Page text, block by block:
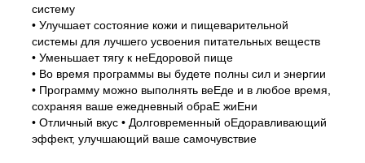
систему
• Улучшает состояние кожи и пищеварительной
системы для лучшего усвоения питательных веществ
• Уменьшает тягу к неЕдоровой пище
• Во время программы вы будете полны сил и энергии
• Программу можно выполнять веЕде и в любое время,
сохраняя ваше ежедневный обраЕ жиЕни
• Отличный вкус • Долговременный оЕдоравливающий
эффект, улучшающий ваше самочувствие